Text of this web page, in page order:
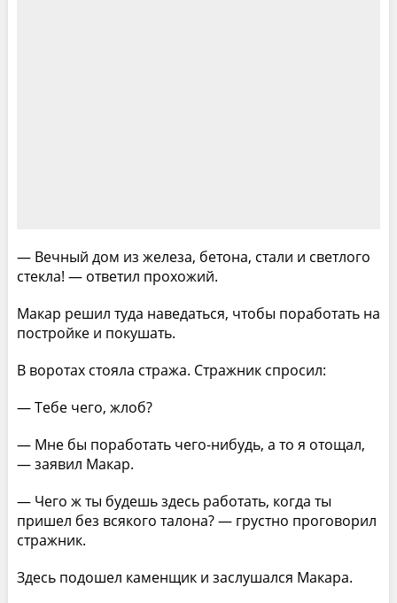
— Вечный дом из железа, бетона, стали и светлого
стекла! — ответил прохожий.
Макар решил туда наведаться, чтобы поработать на
постройке и покушать.
В воротах стояла стража. Стражник спросил:
— Тебе чего, жлоб?
— Мне бы поработать чего-нибудь, а то я отощал,
— заявил Макар.
— Чего ж ты будешь здесь работать, когда ты
пришел без всякого талона? — грустно проговорил
стражник.
Здесь подошел каменщик и заслушался Макара.